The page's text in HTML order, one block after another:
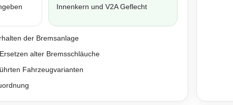
Innenkern und V2A Geflecht
der Bremsanlage
alter Bremsschläuche
Fahrzeugvarianten